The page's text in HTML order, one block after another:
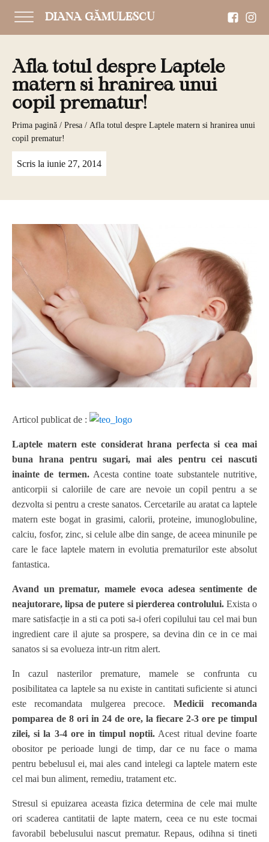
DIANA GĂMULESCU
Afla totul despre Laptele
matern si hranirea unui
copil prematur!
Prima pagină / Presa / Afla totul despre Laptele matern si hranirea unui
copil prematur!
Scris la iunie 27, 2014
Articol publicat de :
Laptele matern este considerat hrana perfecta si cea mai
buna hrana pentru sugari, mai ales pentru cei nascuti
inainte de termen.Acesta contine toate substantele nutritive,
anticorpii si caloriile de care are nevoie un copil pentru a se
dezvolta si pentru a creste sanatos. Cercetarile au aratat ca laptele
matern este bogat in grasimi, calorii, proteine, imunoglobuline,
calciu, fosfor, zinc, si celule albe din sange, de aceea minunile pe
care le face laptele matern in evolutia prematurilor este absolut
fantastica.
Avand un prematur, mamele evoca adesea sentimente de
neajutorare, lipsa de putere si pierderea controlului.Exista o
mare satisfacție in a sti ca poti sa-i oferi copilului tau cel mai bun
ingredient care il ajute sa prospere, sa devina din ce in ce mai
sanatos si sa evolueza intr-un ritm alert.
In cazul nasterilor premature, mamele se confrunta cu
posibilitatea ca laptele sa nu existe in cantitati suficiente si atunci
este recomandata mulgerea precoce. Medicii recomanda
pomparea de 8 ori in 24 de ore, la fiecare 2-3 ore pe timpul
zilei, si la 3-4 ore in timpul noptii. Acest ritual devine foarte
obositor pe perioade lungi de timp, dar ce nu face o mama
pentru bebelusul ei, mai ales cand intelegi ca laptele matern este
cel mai bun aliment, remediu, tratament etc.
Stresul si epuizarea aceasta fizica determina de cele mai multe
ori scaderea cantitatii de lapte matern, ceea ce nu este tocmai
favorabil bebelusului nascut prematur. Repaus, odihna si tineti